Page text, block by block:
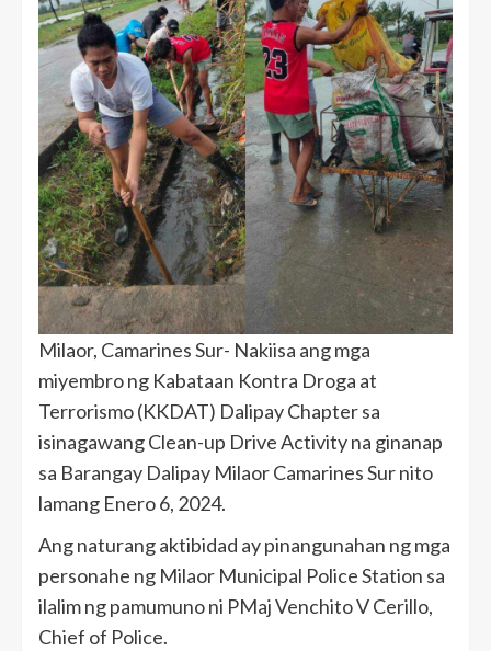
Milaor, Camarines Sur- Nakiisa ang mga
miyembro ng Kabataan Kontra Droga at
Terrorismo (KKDAT) Dalipay Chapter sa
isinagawang Clean-up Drive Activity na ginanap
sa Barangay Dalipay Milaor Camarines Sur nito
lamang Enero 6, 2024.
Ang naturang aktibidad ay pinangunahan ng mga
personahe ng Milaor Municipal Police Station sa
ilalim ng pamumuno ni PMaj Venchito V Cerillo,
Chief of Police.